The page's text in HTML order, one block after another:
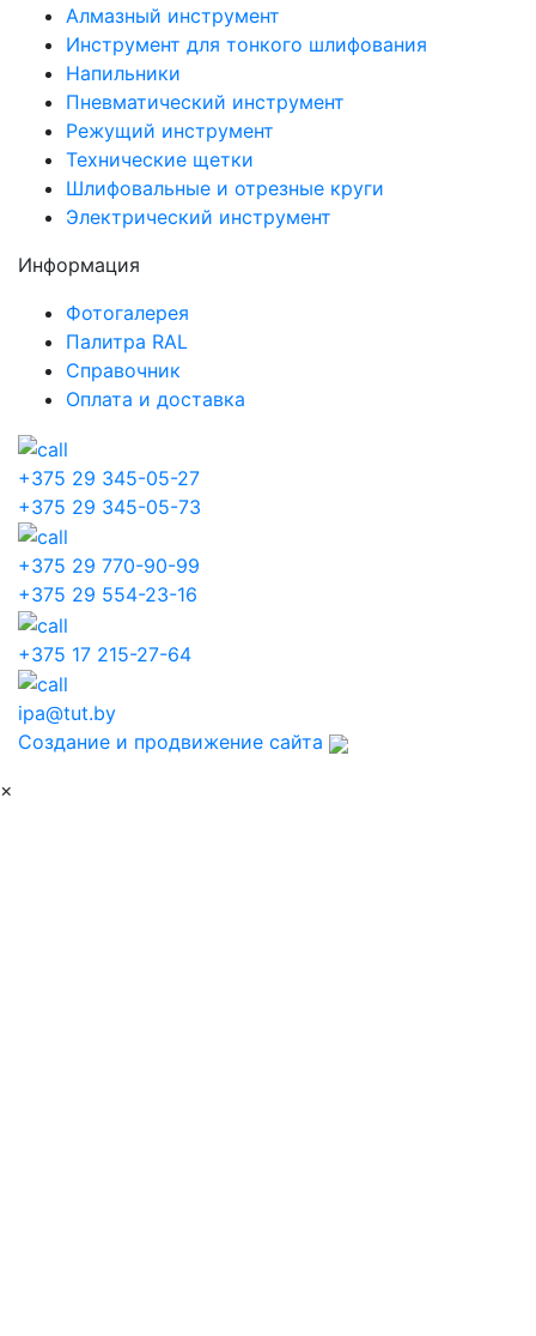
Алмазный инструмент
Инструмент для тонкого шлифования
Напильники
Пневматический инструмент
Режущий инструмент
Технические щетки
Шлифовальные и отрезные круги
Электрический инструмент
Информация
Фотогалерея
Палитра RAL
Справочник
Оплата и доставка
+375 29 345-05-27
+375 29 345-05-73
+375 29 770-90-99
+375 29 554-23-16
+375 17 215-27-64
ipa@tut.by
Создание и продвижение сайта
×